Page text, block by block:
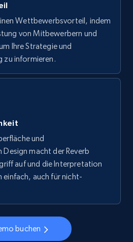
Wettbewerbsvorteil, indem
von Mitbewerbern und
Ihre Strategie und
zu informieren.
und
macht der Reverb
auf und die Interpretation
einfach, auch für nicht-
buchen